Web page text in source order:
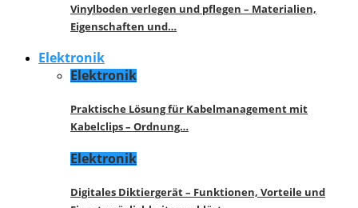
Vinylboden verlegen und pflegen – Materialien,
Eigenschaften und…
Elektronik
Elektronik
Praktische Lösung für Kabelmanagement mit
Kabelclips – Ordnung…
Elektronik
Digitales Diktiergerät – Funktionen, Vorteile und